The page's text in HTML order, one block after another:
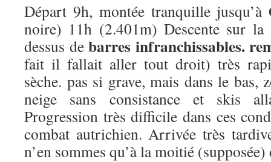
Départ 9h, montée tranquille
noire) 11h (2.401m) Descente sur
dessus debarres infranchissables.
fait il fallait aller tout droit) très
sèche. pas si grave, mais dans le bas,
neige sans consistance et skis
Progression très difficile dans ces
combat autrichien. Arrivée très
n’en sommes qu’à la moitié (supposée)